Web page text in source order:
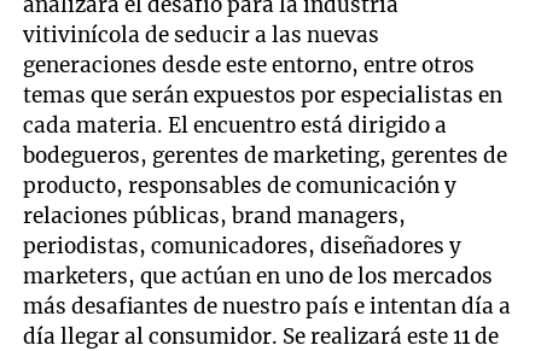
vitivinícola de seducir a las nuevas
generaciones desde este entorno, entre otros
temas que serán expuestos por especialistas en
cada materia. El encuentro está dirigido a
bodegueros, gerentes de marketing, gerentes de
producto, responsables de comunicación y
relaciones públicas, brand managers,
periodistas, comunicadores, diseñadores y
marketers, que actúan en uno de los mercados
más desafiantes de nuestro país e intentan día a
día llegar al consumidor. Se realizará este 11 de